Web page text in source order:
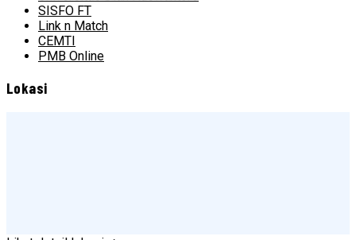
SISFO FT
Link n Match
CEMTI
PMB Online
Lokasi